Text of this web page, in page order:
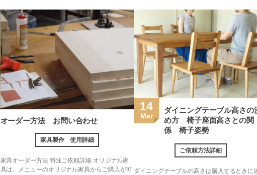
オーダー方法 お問い合わせ
家具製作 使用詳細
家具オーダー方法 特注ご依頼詳細 オリジナル家
具は、メニューのオリジナル家具からご購入が可
14
Mar
ダイニングテーブル高さの
め方 椅子座面高さとの関
係 椅子姿勢
ご依頼方法詳細
ダイニングテーブルの高さは購入するときに